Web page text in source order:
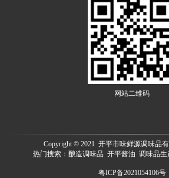
网站二维码
Copyright © 2021 开平市味鲜源调味品
热门搜索： 酿造调味品 开平酱油 调味品生
粤ICP备2021054106号